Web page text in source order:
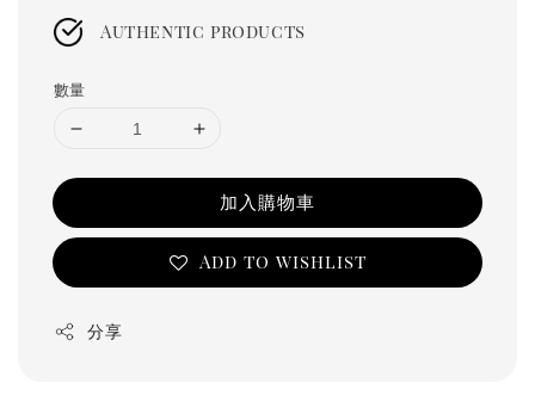
Authentic products
數量
加入購物車
Add to wishlist
分享